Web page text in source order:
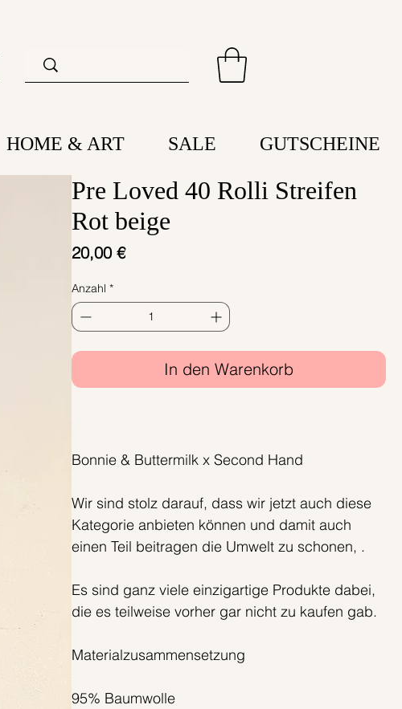
HOME & ART SALE GUTSCHEINE
Pre Loved 40 Rolli Streifen
Rot beige
20,00 €Preis
Anzahl *
In den Warenkorb
Bonnie & Buttermilk x Second Hand
Wir sind stolz darauf, dass wir jetzt auch diese
Kategorie anbieten können und damit auch
einen Teil beitragen die Umwelt zu schonen, .
Es sind ganz viele einzigartige Produkte dabei,
die es teilweise vorher gar nicht zu kaufen gab.
Materialzusammensetzung
95% Baumwolle